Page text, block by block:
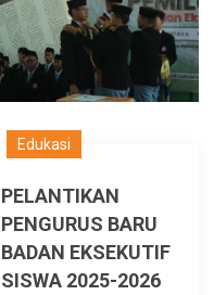
Edukasi
PELANTIKAN
PENGURUS BARU
BADAN EKSEKUTIF
SISWA 2025-2026